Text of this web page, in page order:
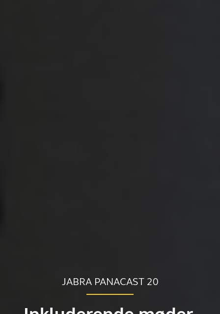
JABRA PANACAST 20